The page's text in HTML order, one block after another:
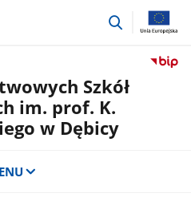
przejdź
Szkół
im. prof. K.
w Dębicy